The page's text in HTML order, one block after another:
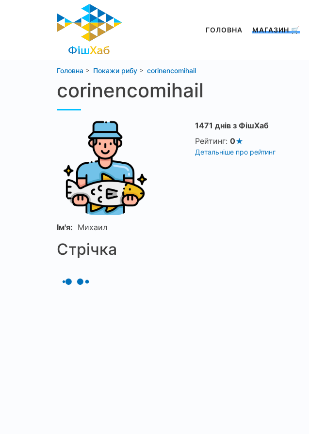
ГОЛОВНА МАГАЗИН 🛒
Головна Покажи рибу corinencomihail
corinencomihail
1471 днів з ФішХаб
Рейтинг: 0
Детальніше про рейтинг
Ім'я: Михаил
Стрічка